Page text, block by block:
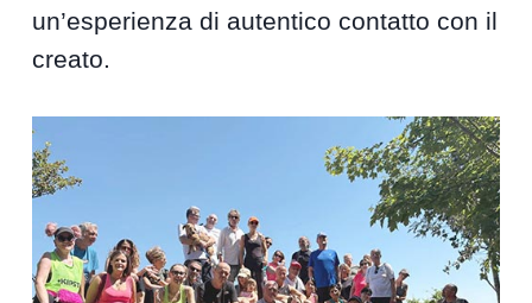
un’esperienza di autentico contatto con il
creato.